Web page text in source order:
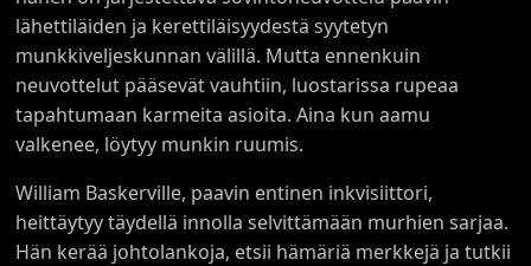
lähettiläiden ja kerettiläisyydestä syytetyn
munkkiveljeskunnan välillä. Mutta ennenkuin
neuvottelut pääsevät vauhtiin, luostarissa rupeaa
tapahtumaan karmeita asioita. Aina kun aamu
valkenee, löytyy munkin ruumis.
William Baskerville, paavin entinen inkvisiittori,
heittäytyy täydellä innolla selvittämään murhien sarjaa.
Hän kerää johtolankoja, etsii hämäriä merkkejä ja tutkii